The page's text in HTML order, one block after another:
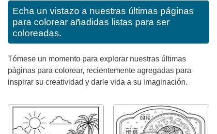
Echa un vistazo a nuestras últimas páginas
para colorear añadidas listas para ser
coloreadas.
Tómese un momento para explorar nuestras últimas
páginas para colorear, recientemente agregadas para
inspirar su creatividad y darle vida a su imaginación.